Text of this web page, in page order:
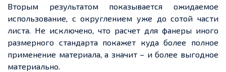
Вторым результатом показывается ожидаемое
использование, с округлением уже до сотой части
листа. Не исключено, что расчет для фанеры иного
размерного стандарта покажет куда более полное
применение материала, а значит – и более выгодное
материально.